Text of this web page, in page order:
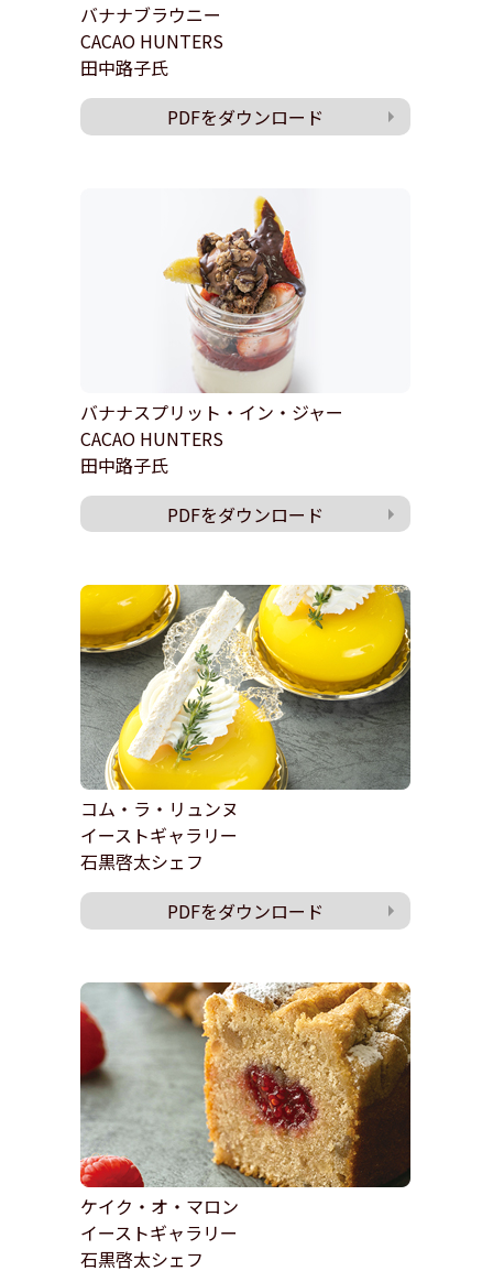
バナナブラウニー
CACAO HUNTERS
田中路子氏
PDFをダウンロード
バナナスプリット・イン・ジャー
CACAO HUNTERS
田中路子氏
PDFをダウンロード
コム・ラ・リュンヌ
イーストギャラリー
石黒啓太シェフ
PDFをダウンロード
ケイク・オ・マロン
イーストギャラリー
石黒啓太シェフ